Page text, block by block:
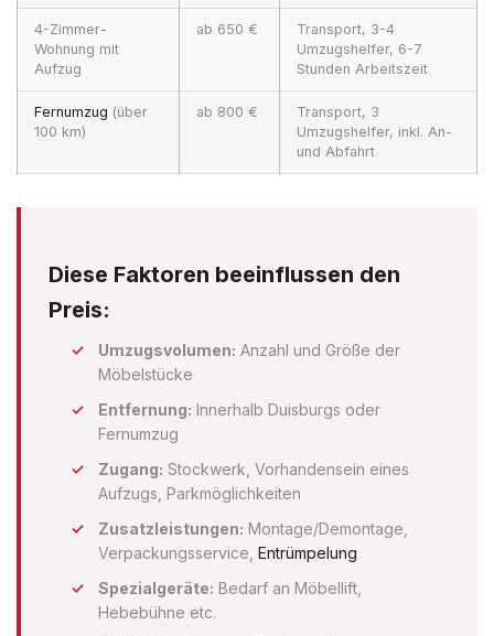
4-Zimmer-
Wohnung mit
Aufzug
ab 650 €
Transport, 3-4
Umzugshelfer, 6-7
Stunden Arbeitszeit
Fernumzug (über
100 km)
ab 800 €
Transport, 3
Umzugshelfer, inkl. An-
und Abfahrt
Diese Faktoren beeinflussen den
Preis:
Umzugsvolumen: Anzahl und Größe der
Möbelstücke
Entfernung: Innerhalb Duisburgs oder
Fernumzug
Zugang: Stockwerk, Vorhandensein eines
Aufzugs, Parkmöglichkeiten
Zusatzleistungen: Montage/Demontage,
Verpackungsservice, Entrümpelung
Spezialgeräte: Bedarf an Möbellift,
Hebebühne etc.